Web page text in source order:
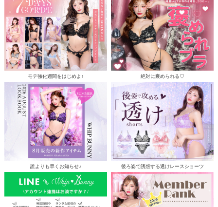
モテ強化週間をはじめよ♪ 絶対に褒められる♡
誰よりも早くお知らせ♪ 後ろ姿で誘惑する透けレースショーツ